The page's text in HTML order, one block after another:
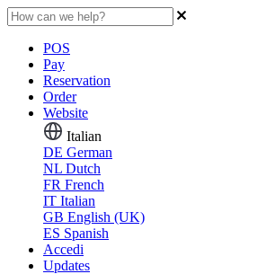
POS
Pay
Reservation
Order
Website
Italian
DE German
NL Dutch
FR French
IT Italian
GB English (UK)
ES Spanish
Accedi
Updates